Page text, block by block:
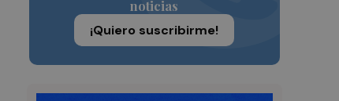
noticias
¡Quiero suscribirme!